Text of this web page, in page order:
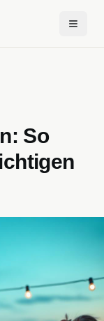
So